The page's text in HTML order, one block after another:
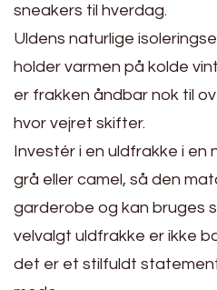
sneakers til hverdag.
Uldens naturlige
holder varmen på kolde
er frakken åndbar nok til
hvor vejret skifter.
Investér i en uldfrakke i en
grå eller camel, så den
garderobe og kan bruges
velvalgt uldfrakke er ikke
det er et stilfuldt